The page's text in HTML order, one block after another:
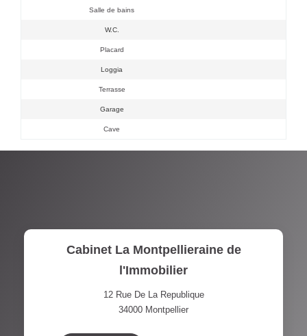
Salle de bains
W.C.
Placard
Loggia
Terrasse
Garage
Cave
Cabinet La Montpellieraine de
l'Immobilier
12 Rue De La Republique
34000 Montpellier